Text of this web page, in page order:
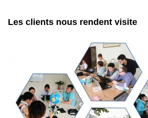
Les clients nous rendent visite